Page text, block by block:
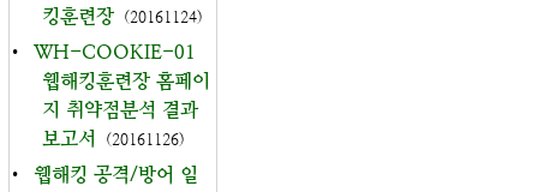
킹훈련장 (20161124)
•
WH-COOKIE-01
웹해킹훈련장 홈페이
지 취약점분석 결과
보고서
(20161126)
• 웹해킹 공격/방어 일